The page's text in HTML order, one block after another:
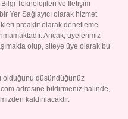
Teknolojileri ve İletişim
Yer Sağlayıcı olarak hizmet
proaktif olarak denetleme
Ancak, üyelerimiz
olup, siteye üye olarak bu
olduğunu düşündüğünüz
adresine bildirmeniz halinde,
kaldırılacaktır.